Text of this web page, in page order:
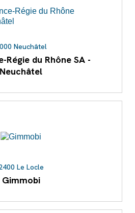
Neuchâtel
Régie du Rhône SA -
Neuchâtel
Le Locle
Gimmobi